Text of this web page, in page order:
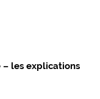
– les explications